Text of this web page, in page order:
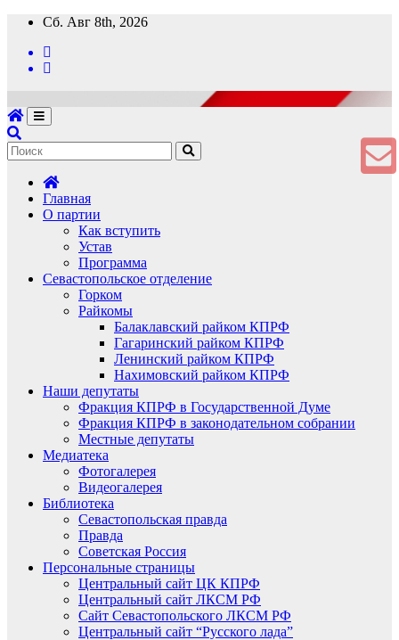
Перейти
содержимому
Сб. Авг 8th, 2026
Главная
О партии
Как вступить
Устав
Программа
Севастопольское отделение
Горком
Райкомы
Балаклавский райком КПРФ
Гагаринский райком КПРФ
Ленинский райком КПРФ
Нахимовский райком КПРФ
Наши депутаты
Фракция КПРФ в Государственной Думе
Фракция КПРФ в законодательном собрании
Местные депутаты
Медиатека
Фотогалерея
Видеогалерея
Библиотека
Севастопольская правда
Правда
Советская Россия
Персональные страницы
Центральный сайт ЦК КПРФ
Центральный сайт ЛКСМ РФ
Сайт Севастопольского ЛКСМ РФ
Центральный сайт “Русского лада”